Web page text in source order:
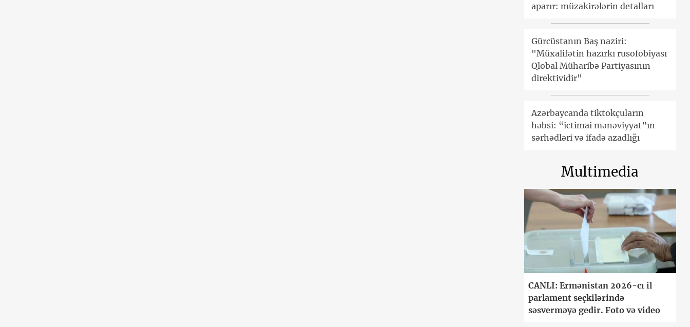
aparır: müzakirələrin detalları
Gürcüstanın Baş naziri:
"Müxalifətin hazırkı rusofobiyası
Qlobal Müharibə Partiyasının
direktividir"
Azərbaycanda tiktokçuların
həbsi: “ictimai mənəviyyat”ın
sərhədləri və ifadə azadlığı
Multimedia
CANLI: Ermənistan 2026-cı il
parlament seçkilərində
səsverməyə gedir. Foto və video